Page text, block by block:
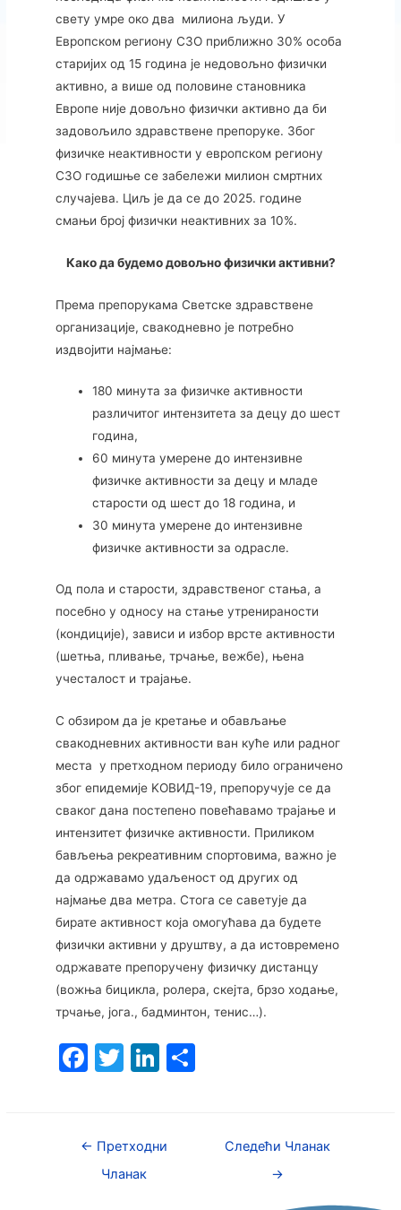
свету умре око два милиона људи. У
Европском региону СЗО приближно 30% особа
старијих од 15 година је недовољно физички
активно, а више од половине становника
Европе није довољно физички активно да би
задовољило здравствене препоруке. Због
физичке неактивности у европском региону
СЗО годишње се забележи милион смртних
случајева. Циљ је да се до 2025. године
смањи број физички неактивних за 10%.
Како да будемо довољно физички активни?
Према препорукама Светске здравствене
организације, свакодневно је потребно
издвојити најмање:
180 минута за физичке активности
различитог интензитета за децу до шест
година,
60 минута умерене до интензивне
физичке активности за децу и младе
старости од шест до 18 година, и
30 минута умерене до интензивне
физичке активности за одрасле.
Од пола и старости, здравственог стања, а
посебно у односу на стање утренираности
(кондиције), зависи и избор врсте активности
(шетња, пливање, трчање, вежбе), њена
учесталост и трајање.
С обзиром да је кретање и обављање
свакодневних активности ван куће или радног
места у претходном периоду било ограничено
због епидемије KОВИД-19, препоручује се да
сваког дана постепено повећавамо трајање и
интензитет физичке активности. Приликом
бављења рекреативним спортовима, важно је
да одржавамо удаљеност од других од
најмање два метра. Стога се саветује да
бирате активност која омогућава да будете
физички активни у друштву, а да истовремено
одржавате препоручену физичку дистанцу
(вожња бицикла, ролера, скејта, брзо ходање,
трчање, јога., бадминтон, тенис…).
F
e
b
T
er
Li
e
S
← Претходни
Чланак
Следећи Чланак
→